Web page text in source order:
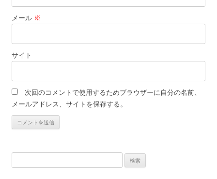
メール ※
サイト
次回のコメントで使用するためブラウザーに自分の名前、
メールアドレス、サイトを保存する。
索: